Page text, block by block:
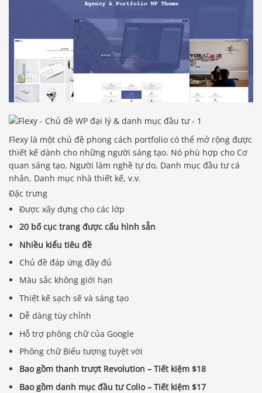
Flexy là một chủ đề phong cách portfolio có thể mở rộng được
thiết kế dành cho những người sáng tạo. Nó phù hợp cho Cơ
quan sáng tạo, Người làm nghề tự do, Danh mục đầu tư cá
nhân, Danh mục nhà thiết kế, v.v.
Đặc trưng
Được xây dựng cho các lớp
20 bố cục trang được cấu hình sẵn
Nhiều kiểu tiêu đề
Chủ đề đáp ứng đầy đủ
Màu sắc không giới hạn
Thiết kế sạch sẽ và sáng tạo
Dễ dàng tùy chỉnh
Hỗ trợ phông chữ của Google
Phông chữ Biểu tượng tuyệt vời
Bao gồm thanh trượt Revolution – Tiết kiệm $18
Bao gồm danh mục đầu tư Colio – Tiết kiệm $17